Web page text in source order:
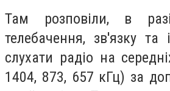
Там розповіли, в
телебачення, зв'язку та
слухати радіо на
1404, 873, 657 кГц) за